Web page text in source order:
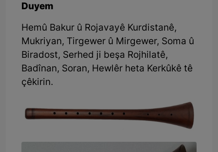
Duyem
Hemû Bakur û Rojavayê Kurdistanê,
Mukriyan, Tirgewer û Mirgewer, Soma û
Biradost, Serhed ji beşa Rojhilatê,
Badînan, Soran, Hewlêr heta Kerkûkê tê
çêkirin.